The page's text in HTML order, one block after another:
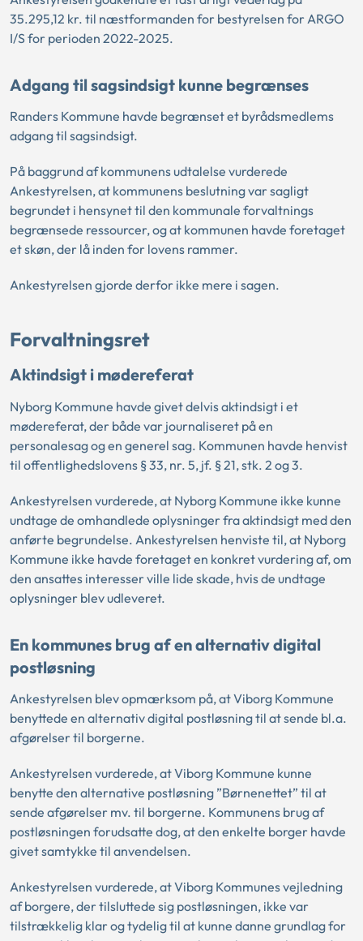
35.295,12 kr. til næstformanden for bestyrelsen for ARGO
I/S for perioden 2022-2025.
Adgang til sagsindsigt kunne begrænses
Randers Kommune havde begrænset et byrådsmedlems
adgang til sagsindsigt.
På baggrund af kommunens udtalelse vurderede
Ankestyrelsen, at kommunens beslutning var sagligt
begrundet i hensynet til den kommunale forvaltnings
begrænsede ressourcer, og at kommunen havde foretaget
et skøn, der lå inden for lovens rammer.
Ankestyrelsen gjorde derfor ikke mere i sagen.
Forvaltningsret
Aktindsigt i mødereferat
Nyborg Kommune havde givet delvis aktindsigt i et
mødereferat, der både var journaliseret på en
personalesag og en generel sag. Kommunen havde henvist
til offentlighedslovens § 33, nr. 5, jf. § 21, stk. 2 og 3.
Ankestyrelsen vurderede, at Nyborg Kommune ikke kunne
undtage de omhandlede oplysninger fra aktindsigt med den
anførte begrundelse. Ankestyrelsen henviste til, at Nyborg
Kommune ikke havde foretaget en konkret vurdering af, om
den ansattes interesser ville lide skade, hvis de undtage
oplysninger blev udleveret.
En kommunes brug af en alternativ digital
postløsning
Ankestyrelsen blev opmærksom på, at Viborg Kommune
benyttede en alternativ digital postløsning til at sende bl.a.
afgørelser til borgerne.
Ankestyrelsen vurderede, at Viborg Kommune kunne
benytte den alternative postløsning ”Børnenettet” til at
sende afgørelser mv. til borgerne. Kommunens brug af
postløsningen forudsatte dog, at den enkelte borger havde
givet samtykke til anvendelsen.
Ankestyrelsen vurderede, at Viborg Kommunes vejledning
af borgere, der tilsluttede sig postløsningen, ikke var
tilstrækkelig klar og tydelig til at kunne danne grundlag for